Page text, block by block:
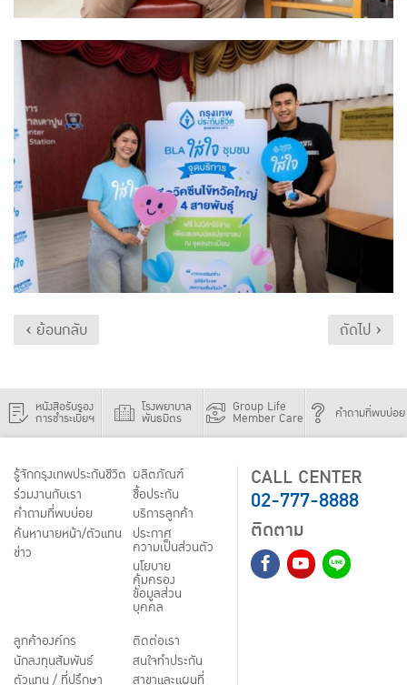
‹ ย้อนกลับ ถัดไป ›
หนังสือรับรอง
การชำระเบี้ยฯ
โรงพยาบาล
พันธมิตร
Group Life
Member Care คำถามที่พบบ่อย
รู้จักกรุงเทพประกันชีวิต
ร่วมงานกับเรา
คำถามที่พบบ่อย
ค้นหานายหน้า/ตัวแทน
ข่าว
ผลิตภัณฑ์
ชื้อประกัน
บริการลูกค้า
ประกาศ
ความเป็นส่วนตัว
นโยบาย
คุ้มครอง
ข้อมูลส่วน
บุคคล
ลูกค้าองค์กร
นักลงทุนสัมพันธ์
ตัวแทน / ที่ปรึกษา
ติดต่อเรา
สนใจทำประกัน
สาขาและแผนที่
CALL CENTER
02-777-8888
ติดตาม